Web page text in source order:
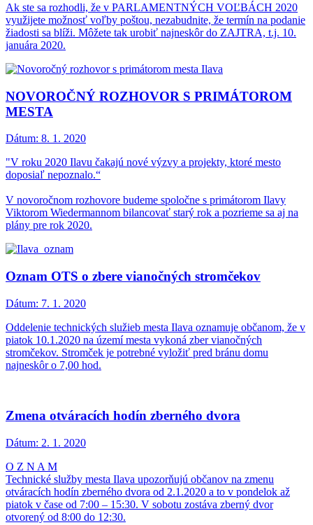
Ak ste sa rozhodli, že v PARLAMENTNÝCH VOĽBÁCH 2020
využijete možnosť voľby poštou, nezabudnite, že termín na podanie
žiadosti sa blíži. Môžete tak urobiť najneskôr do ZAJTRA, t.j. 10.
januára 2020.
NOVOROČNÝ ROZHOVOR S PRIMÁTOROM
MESTA
Dátum: 8. 1. 2020
"V roku 2020 Ilavu čakajú nové výzvy a projekty, ktoré mesto
doposiaľ nepoznalo.“
V novoročnom rozhovore budeme spoločne s primátorom Ilavy
Viktorom Wiedermannom bilancovať starý rok a pozrieme sa aj na
plány pre rok 2020.
Oznam OTS o zbere vianočných stromčekov
Dátum: 7. 1. 2020
Oddelenie technických služieb mesta Ilava oznamuje občanom, že v
piatok 10.1.2020 na území mesta vykoná zber vianočných
stromčekov. Stromček je potrebné vyložiť pred bránu domu
najneskôr o 7,00 hod.
Zmena otváracích hodín zberného dvora
Dátum: 2. 1. 2020
O Z N A M
Technické služby mesta Ilava upozorňujú občanov na zmenu
otváracích hodín zberného dvora od 2.1.2020 a to v pondelok až
piatok v čase od 7:00 – 15:30. V sobotu zostáva zberný dvor
otvorený od 8:00 do 12:30.